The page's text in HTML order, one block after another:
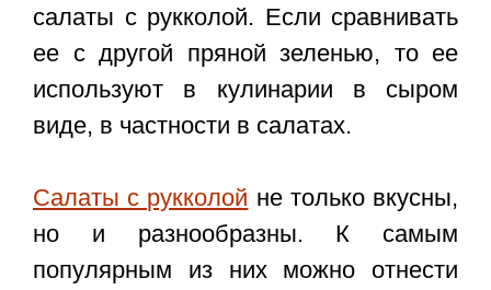
салаты с рукколой. Если сравнивать
ее с другой пряной зеленью, то ее
используют в кулинарии в сыром
виде, в частности в салатах.
Салаты с рукколой не только вкусны,
но и разнообразны. К самым
популярным из них можно отнести